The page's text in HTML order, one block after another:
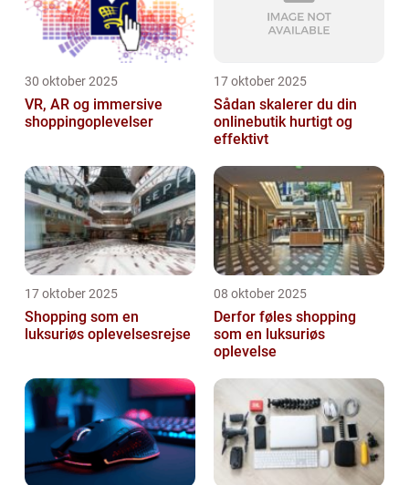
30 oktober 2025
VR, AR og immersive
shoppingoplevelser
17 oktober 2025
Sådan skalerer du din
onlinebutik hurtigt og
effektivt
17 oktober 2025
Shopping som en
luksuriøs oplevelsesrejse
08 oktober 2025
Derfor føles shopping
som en luksuriøs
oplevelse